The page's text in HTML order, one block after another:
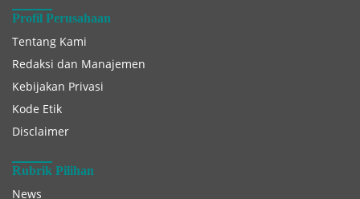
Profil Perusahaan
Tentang Kami
Redaksi dan Manajemen
Kebijakan Privasi
Kode Etik
Disclaimer
Rubrik Pilihan
News